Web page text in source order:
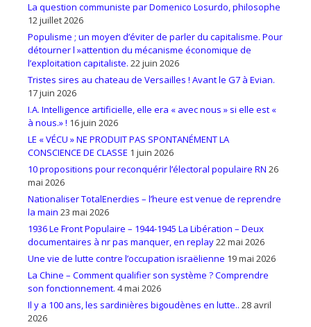
La question communiste par Domenico Losurdo, philosophe
12 juillet 2026
Populisme ; un moyen d’éviter de parler du capitalisme. Pour
détourner l »attention du mécanisme économique de
l’exploitation capitaliste. 22 juin 2026
Tristes sires au chateau de Versailles ! Avant le G7 à Evian.
17 juin 2026
I.A. Intelligence artificielle, elle era « avec nous » si elle est «
à nous.» ! 16 juin 2026
LE « VÉCU » NE PRODUIT PAS SPONTANÉMENT LA
CONSCIENCE DE CLASSE 1 juin 2026
10 propositions pour reconquérir l’électoral populaire RN 26
mai 2026
Nationaliser TotalEnerdies – l’heure est venue de reprendre
la main 23 mai 2026
1936 Le Front Populaire – 1944-1945 La Libération – Deux
documentaires à nr pas manquer, en replay22 mai 2026
Une vie de lutte contre l’occupation israëlienne 19 mai 2026
La Chine – Comment qualifier son système ? Comprendre
son fonctionnement. 4 mai 2026
Il y a 100 ans, les sardinières bigoudènes en lutte.. 28 avril
2026